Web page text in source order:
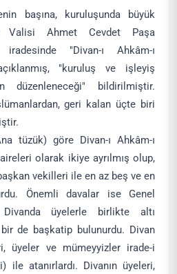
başına, kuruluşunda büyük
Valisi Ahmet Cevdet Paşa
"Divan-ı Ahkâm-ı
"kuruluş ve işleyiş
düzenleneceği" bildirilmiştir.
geri kalan üçte biri
tüzük) göre Divan-ı Ahkâm-ı
olarak ikiye ayrılmış olup,
vekilleri ile en az beş ve en
Önemli davalar ise Genel
Divanda üyelerle birlikte altı
de başkatip bulunurdu. Divan
üyeler ve mümeyyizler irade-i
ile atanırlardı. Divanın üyeleri,